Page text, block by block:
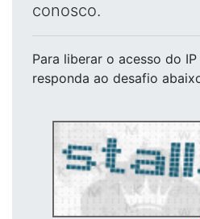
conosco.
Para liberar o acesso do IP
responda ao desafio